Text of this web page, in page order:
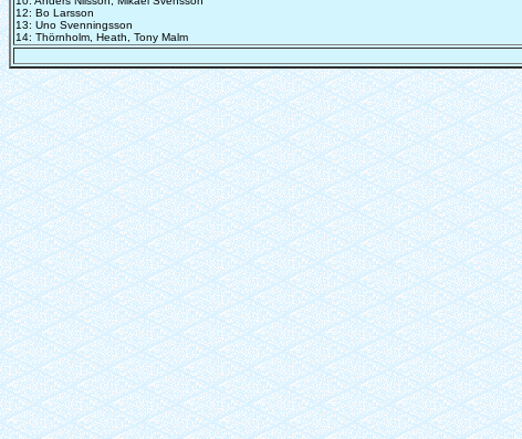
12: Bo Larsson
13: Uno Svenningsson
14: Thörnholm, Heath, Tony Malm